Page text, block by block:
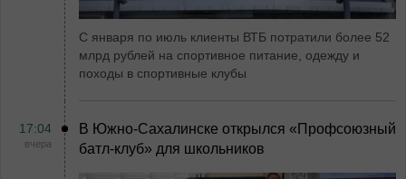
С января по июль клиенты ВТБ потратили более 52
млрд рублей на спортивное питание, одежду и
походы в спортивные клубы
17:04
вчера
В Южно-Сахалинске открылся «Профсоюзный
батл-клуб» для школьников